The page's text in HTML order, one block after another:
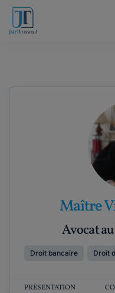
Maître
Avocat
Droit bancaire Droit
PRÉSENTATION